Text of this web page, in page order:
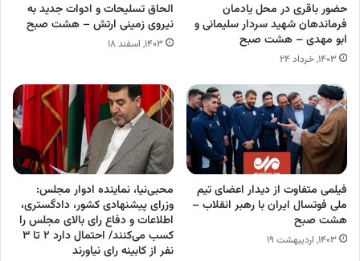
حضور باقری در محل یادمان
فرماندهان شهید سردار سلیمانی و
ابو مهدی – هشت صبح
۱۴۰۳, خرداد ۲۴
الحاق تسلیحات و ادوات جدید به
نیروی زمینی ارتش – هشت صبح
۱۴۰۳, اسفند ۱۸
فیلمی متفاوت از دیدار اعضای تیم
ملی فوتسال ایران با رهبر انقلاب –
هشت صبح
۱۴۰۳, اردیبهشت ۱۹
محبی‌نیا، نماینده ادوار مجلس:
وزرای پیشنهادی کشور، دادگستری،
اطلاعات و دفاع رای بالای مجلس را
کسب می‌کنند/ احتمال دارد ۲ تا ۳
نفر از کابینه رای نیاورند